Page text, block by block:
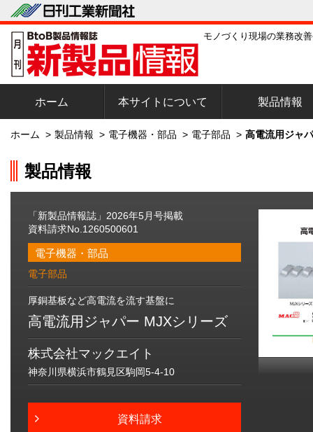
モノづくり現場の業務改
ホーム 本サイトについて 製品情報
ホーム > 製品情報 > 電子機器・部品 > 電子部品 > 高電流用ジャ
製品情報
「新製品情報誌」2026年5月号掲載
資料請求No.1260500601
電子機器・部品
電子部品
厚銅基板など高電流を流す基盤に
高電流用ジャパー MJXシリーズ
株式会社マックエイト
神奈川県横浜市鶴見区駒岡5-4-10
資料請求